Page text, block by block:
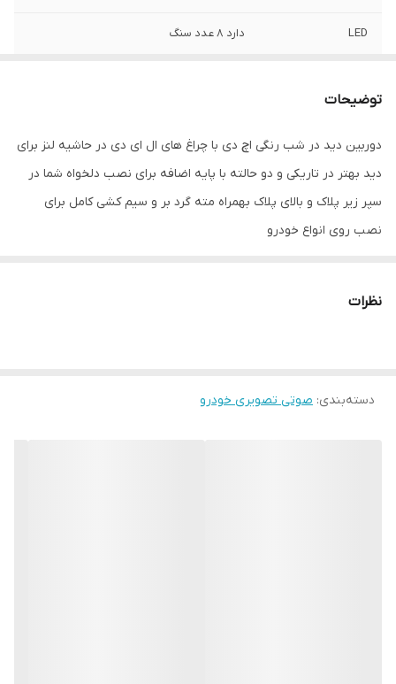
LED دارد 8 عدد سنگ
توضیحات
دوربین دید در شب رنگی اچ دی با چراغ های ال ای دی در حاشیه لنز برای
دید بهتر در تاریکی و دو حالته با پایه اضافه برای نصب دلخواه شما در
سپر زیر پلاک و بالای پلاک بهمراه مته گرد بر و سیم کشی کامل برای
نصب روی انواع خودرو
نظرات
دسته‌بندی: صوتی تصویری خودرو